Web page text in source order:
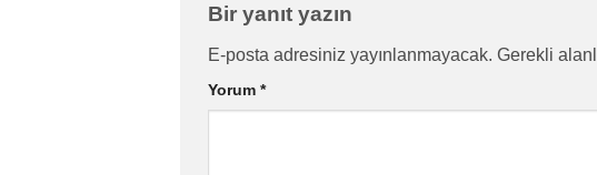
Bir yanıt yazın
E-posta adresiniz yayınlanmayacak. Gerekli
Yorum *